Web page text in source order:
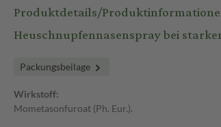
Produktdetails/
Heuschnupfennasenspray bei
Packungsbeilage
Wirkstoff:
Mometasonfuroat (Ph. Eur.).